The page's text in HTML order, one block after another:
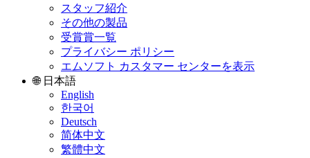
スタッフ紹介
その他の製品
受賞賞一覧
プライバシー ポリシー
エムソフト カスタマー センターを表示
🌐 日本語
English
한국어
Deutsch
简体中文
繁體中文